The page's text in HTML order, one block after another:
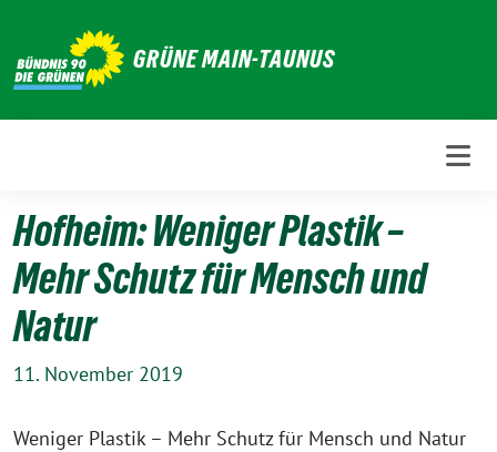
Inhalt
GRÜNE MAIN-TAUNUS
Hofheim: Weniger Plastik –
Mehr Schutz für Mensch und
Natur
11. November 2019
Weniger Plastik – Mehr Schutz für Mensch und Natur